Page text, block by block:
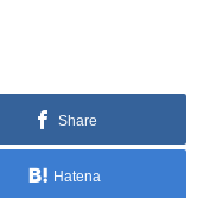
Share
Hatena